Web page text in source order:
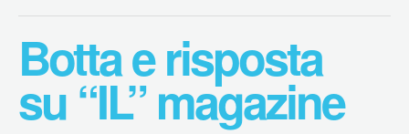
Botta e risposta
su “IL” magazine